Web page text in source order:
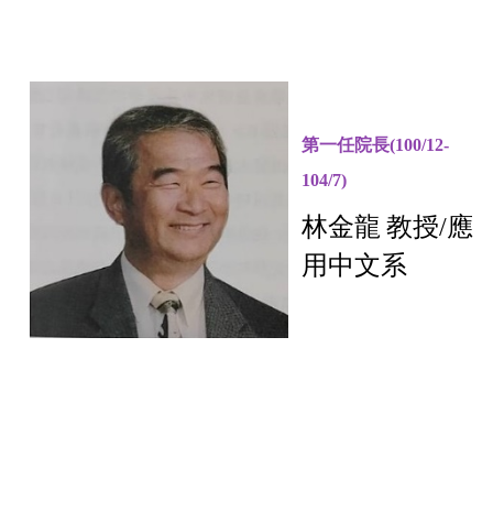
第一任院長(100/12-
104/7)
林金龍 教授/應
用中文系